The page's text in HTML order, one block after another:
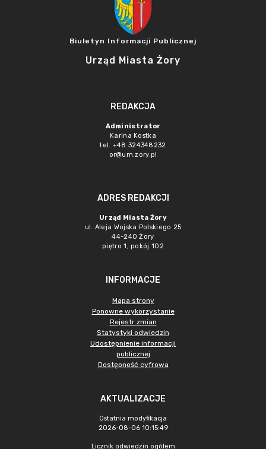
Biuletyn Informacji Publicznej
Urząd Miasta Żory
REDAKCJA
Administrator
Karina Kostka
tel. +48 324348232
or@um.zory.pl
ADRES REDAKCJI
Urząd Miasta Żory
ul. Aleja Wojska Polskiego 25
44-240 Żory
piętro 1, pokój 102
INFORMACJE
Mapa strony
Ponowne wykorzystanie
Rejestr zmian
Statystyki odwiedzin
Udostępnienie informacji
publicznej
Dostępność cyfrowa
AKTUALIZACJE
Ostatnia modyfikacja
2026-08-06 10:15:49
Licznik odwiedzin ogółem